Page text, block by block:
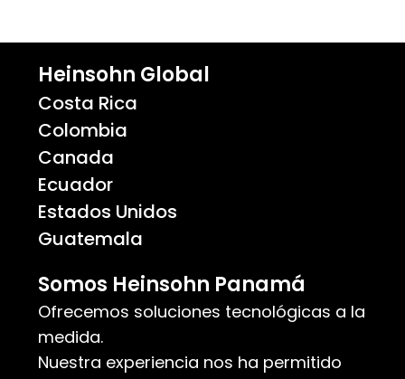
Heinsohn Global
Costa Rica
Colombia
Canada
Ecuador
Estados Unidos
Guatemala
Somos Heinsohn Panamá
Ofrecemos soluciones tecnológicas a la
medida.
Nuestra experiencia nos ha permitido